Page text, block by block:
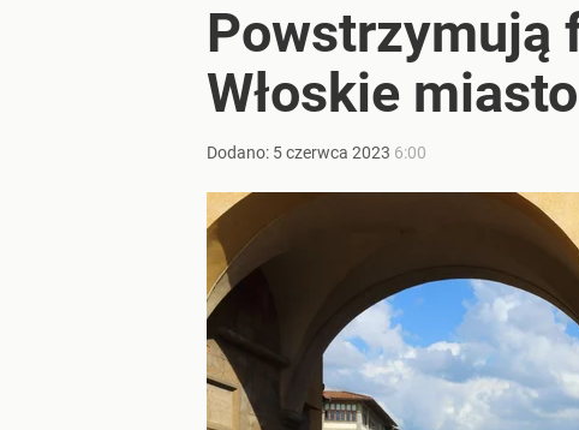
Powstrzymują
Włoskie
Dodano: 5czerwca 2023 6:00